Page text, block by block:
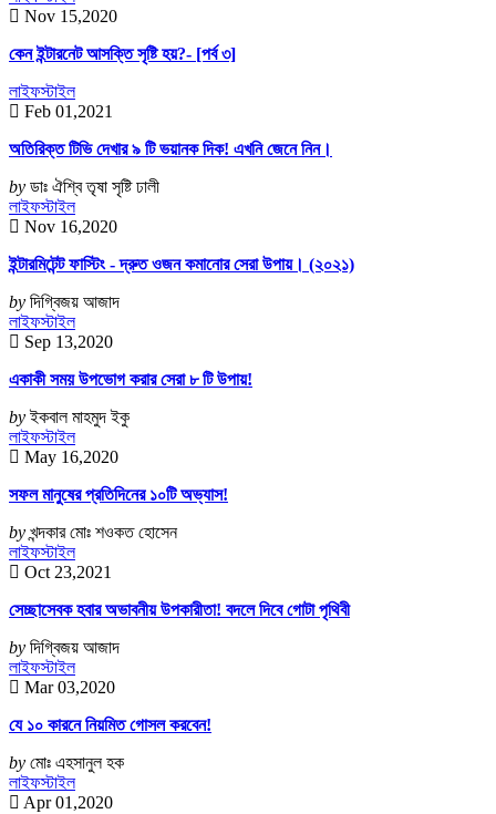
Nov 15,2020
কেন ইন্টারনেট আসক্তি সৃষ্টি হয়?- [পর্ব ৩]
লাইফস্টাইল
Feb 01,2021
অতিরিক্ত টিভি দেখার ৯ টি ভয়ানক দিক! এখনি জেনে নিন।
by ডাঃ ঐশ্বি তৃষা সৃষ্টি ঢালী
লাইফস্টাইল
Nov 16,2020
ইন্টারমিটেন্ট ফাস্টিং - দ্রুত ওজন কমানোর সেরা উপায়। (২০২১)
by দিগ্বিজয় আজাদ
লাইফস্টাইল
Sep 13,2020
একাকী সময় উপভোগ করার সেরা ৮ টি উপায়!
byইকবাল মাহমুদ ইকু
লাইফস্টাইল
May 16,2020
সফল মানুষের প্রতিদিনের ১০টি অভ্যাস!
byখন্দকার মোঃ শওকত হোসেন
লাইফস্টাইল
Oct 23,2021
সেচ্ছাসেবক হবার অভাবনীয় উপকারীতা! বদলে দিবে গোটা পৃথিবী
by দিগ্বিজয় আজাদ
লাইফস্টাইল
Mar 03,2020
যে ১০ কারনে নিয়মিত গোসল করবেন!
by মোঃ এহসানুল হক
লাইফস্টাইল
Apr 01,2020